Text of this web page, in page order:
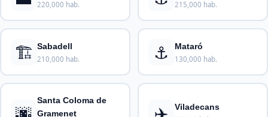
220,000 hab. 215,000 hab.
🏗️ Sabadell
210,000 hab. ⚓ Mataró
130,000 hab.
Santa Coloma de
Gramenet
Viladecans